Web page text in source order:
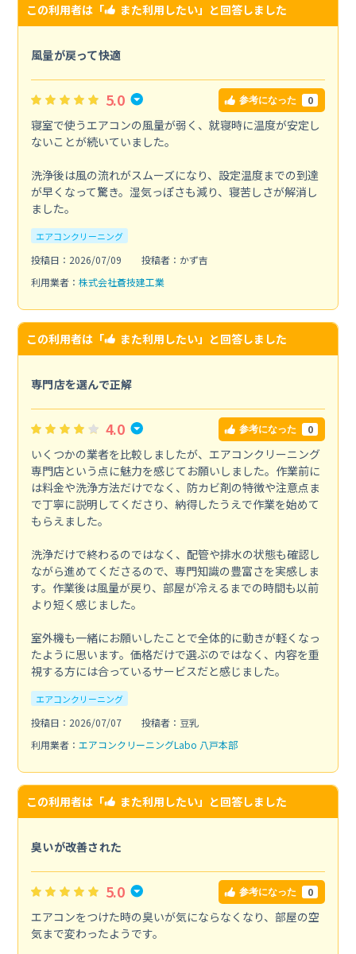
この利用者は「 また利用したい」と回答しました
風量が戻って快適
5.0 参考になった 0
寝室で使うエアコンの風量が弱く、就寝時に温度が安定し
ないことが続いていました。
洗浄後は風の流れがスムーズになり、設定温度までの到達
が早くなって驚き。湿気っぽさも減り、寝苦しさが解消し
ました。
エアコンクリーニング
投稿日：2026/07/09
投稿者：かず吉
利用業者： 株式会社蒼技建工業
この利用者は「 また利用したい」と回答しました
専門店を選んで正解
4.0 参考になった 0
いくつかの業者を比較しましたが、エアコンクリーニング
専門店という点に魅力を感じてお願いしました。作業前に
は料金や洗浄方法だけでなく、防カビ剤の特徴や注意点ま
で丁寧に説明してくださり、納得したうえで作業を始めて
もらえました。
洗浄だけで終わるのではなく、配管や排水の状態も確認し
ながら進めてくださるので、専門知識の豊富さを実感しま
す。作業後は風量が戻り、部屋が冷えるまでの時間も以前
より短く感じました。
室外機も一緒にお願いしたことで全体的に動きが軽くなっ
たように思います。価格だけで選ぶのではなく、内容を重
視する方には合っているサービスだと感じました。
エアコンクリーニング
投稿日：2026/07/07
投稿者：豆乳
利用業者： エアコンクリーニングLabo 八戸本部
この利用者は「 また利用したい」と回答しました
臭いが改善された
5.0 参考になった 0
エアコンをつけた時の臭いが気にならなくなり、部屋の空
気まで変わったようです。